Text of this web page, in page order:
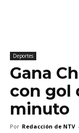
Deportes
Gana
con gol
minuto
Por Redacción de NTV -